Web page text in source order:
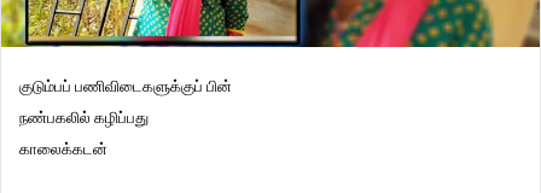
குடும்பப் பணிவிடைகளுக்குப் பின்
நண்பகலில் கழிப்பது
காலைக்கடன்